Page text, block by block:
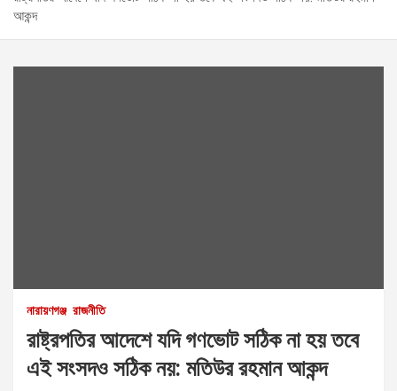
আকন্দ
নারায়ণগঞ্জ রাজনীতি
রাষ্ট্রপতির আদেশে যদি গণভোট সঠিক না হয় তবে
এই সংসদও সঠিক নয়: মতিউর রহমান আকন্দ